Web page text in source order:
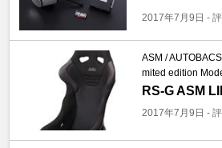
2017年7月9日 -
ASM /
mited edition
RS-G ASM
2017年7月9日 -